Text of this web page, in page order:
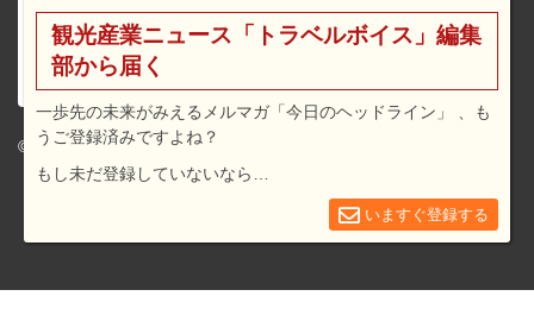
© 2026 travel voice.
利用規約
広告メニュー・料金
観光産業ニュース「トラベルボイス」編集
部から届く
一歩先の未来がみえるメルマガ「今日のヘッドライン」 、も
うご登録済みですよね？
もし未だ登録していないなら…
いますぐ登録する